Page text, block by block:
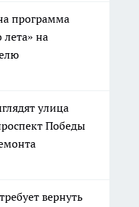
программа
лета» на
улица
Победы
вернуть